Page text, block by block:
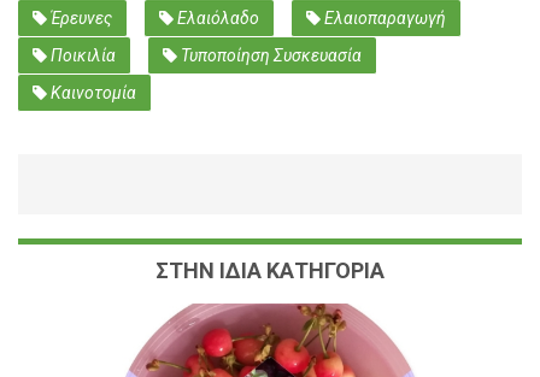
Έρευνες Ελαιόλαδο
Ελαιοπαραγωγή
Ποικιλία
Τυποποίηση Συσκευασία
Καινοτομία
ΣΤΗΝ ΙΔΙΑ ΚΑΤΗΓΟΡΙΑ